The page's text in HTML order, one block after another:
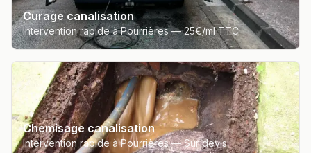
Curage canalisation
Intervention rapide à Pourrières —25€/ml TTC
Chemisage canalisation
Intervention rapide à Pourrières —Sur devis